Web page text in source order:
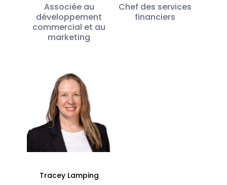
Associée au
développement
commercial et au
marketing
Chef des services
financiers
Tracey Lamping